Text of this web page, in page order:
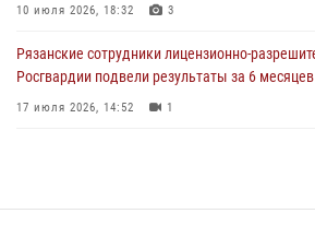
10 июля 2026, 18:32 3
Рязанские сотрудники лицензионно-
Росгвардии подвели результаты за 6
17 июля 2026, 14:52 1